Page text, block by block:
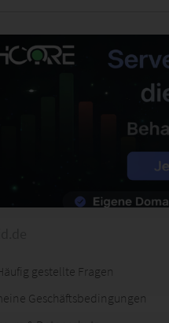
gestellte Fragen
Geschäftsbedingungen